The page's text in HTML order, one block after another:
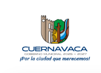
Gobierno